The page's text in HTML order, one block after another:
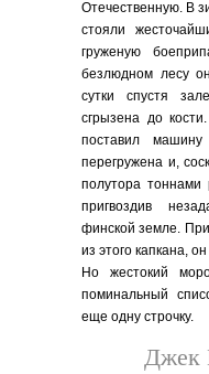
Отечественную. В
стояли
груженую
безлюдном лесу
сутки спустя
сгрызена до
поставил
перегружена и,
полутора
пригвоздив
финской земле.
из этого капкана,
Но жестокий
поминальный
еще одну строчку.
Джек